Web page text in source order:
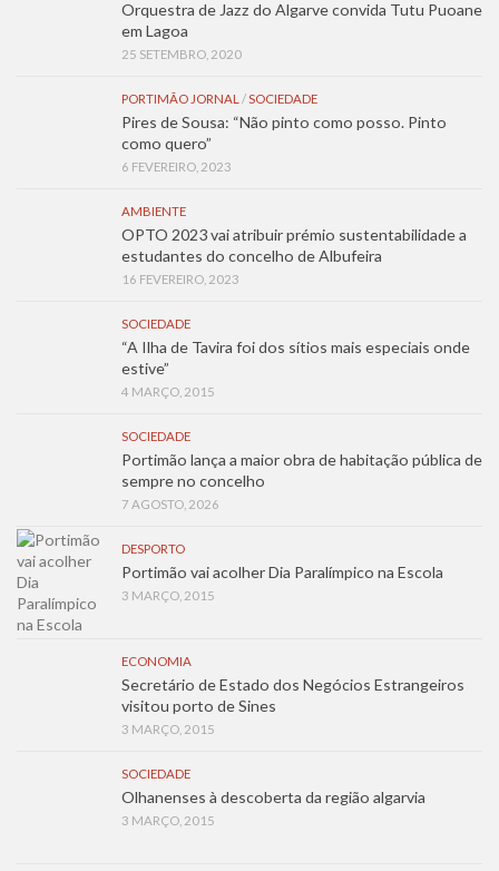
Orquestra de Jazz do Algarve convida Tutu Puoane
em Lagoa
25 SETEMBRO, 2020
PORTIMÃO JORNAL / SOCIEDADE
Pires de Sousa: “Não pinto como posso. Pinto
como quero”
6 FEVEREIRO, 2023
AMBIENTE
OPTO 2023 vai atribuir prémio sustentabilidade a
estudantes do concelho de Albufeira
16 FEVEREIRO, 2023
SOCIEDADE
“A Ilha de Tavira foi dos sítios mais especiais onde
estive”
4 MARÇO, 2015
SOCIEDADE
Portimão lança a maior obra de habitação pública de
sempre no concelho
7 AGOSTO, 2026
DESPORTO
Portimão vai acolher Dia Paralímpico na Escola
3 MARÇO, 2015
ECONOMIA
Secretário de Estado dos Negócios Estrangeiros
visitou porto de Sines
3 MARÇO, 2015
SOCIEDADE
Olhanenses à descoberta da região algarvia
3 MARÇO, 2015